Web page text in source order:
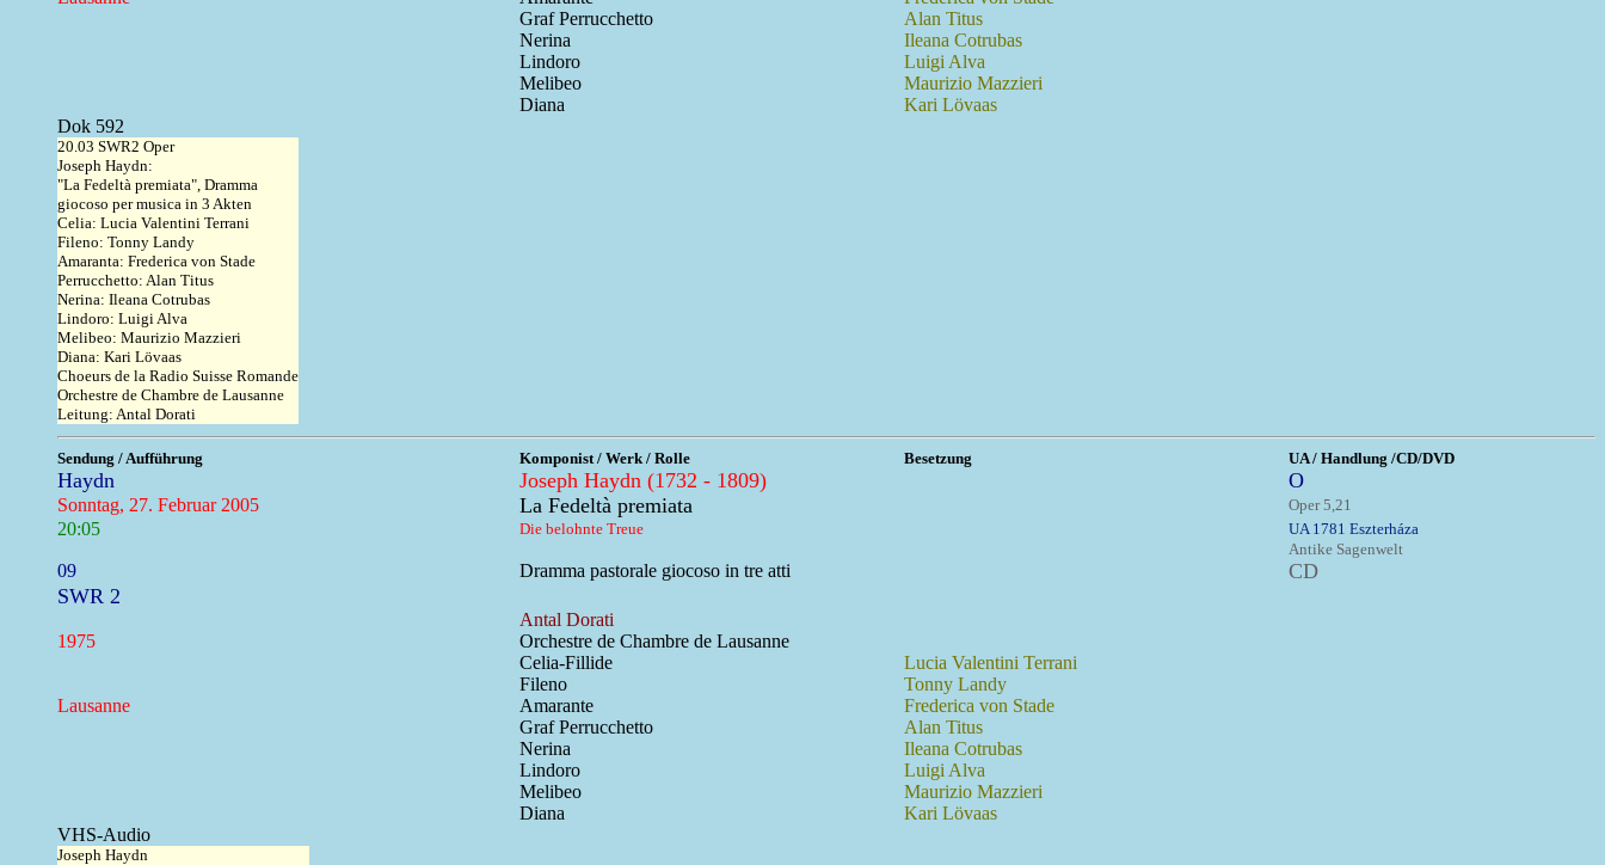
Graf Perrucchetto
Alan Titus
Nerina
Ileana Cotrubas
Lindoro
Luigi Alva
Melibeo
Maurizio Mazzieri
Diana
Kari Lövaas
Dok 592
20.03 SWR2 Oper
Joseph Haydn:
"La Fedeltà premiata", Dramma
giocoso per musica in 3 Akten
Celia: Lucia Valentini Terrani
Fileno: Tonny Landy
Amaranta: Frederica von Stade
Perrucchetto: Alan Titus
Nerina: Ileana Cotrubas
Lindoro: Luigi Alva
Melibeo: Maurizio Mazzieri
Diana: Kari Lövaas
Choeurs de la Radio Suisse Romande
Orchestre de Chambre de Lausanne
Leitung: Antal Dorati
Sendung / Aufführung Komponist / Werk / Rolle Besetzung UA / Handlung /CD/DVD
Haydn Joseph Haydn (1732 - 1809) O
Sonntag, 27. Februar 2005 La Fedeltà premiata Oper 5,21
20:05 Die belohnte Treue
UA 1781 Eszterháza
Antike Sagenwelt
09 Dramma pastorale giocoso in tre atti
CD
SWR 2
Antal Dorati
1975
Orchestre de Chambre de Lausanne
Celia-Fillide
Lucia Valentini Terrani
Fileno
Tonny Landy
Lausanne
Amarante
Frederica von Stade
Graf Perrucchetto
Alan Titus
Nerina
Ileana Cotrubas
Lindoro
Luigi Alva
Melibeo
Maurizio Mazzieri
Diana
Kari Lövaas
VHS-Audio
Joseph Haydn